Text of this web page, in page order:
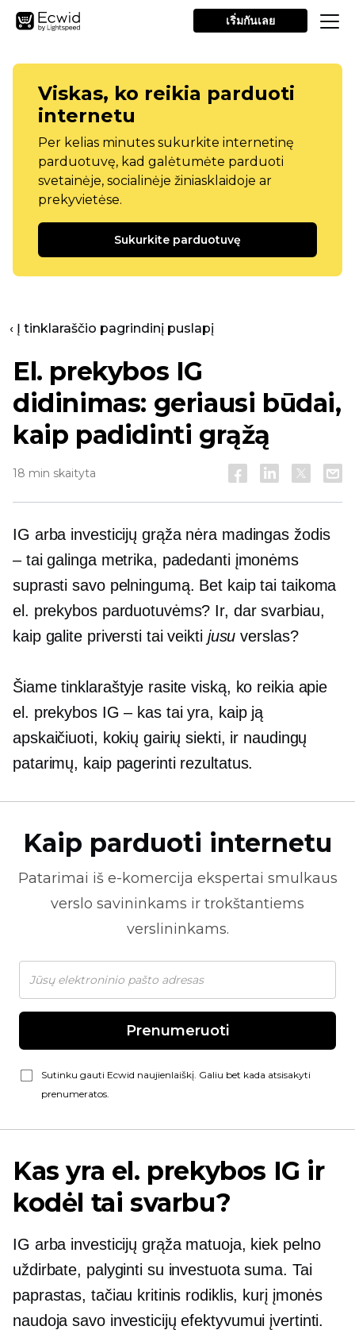
เริ่มกันเลย
Viskas, ko reikia parduoti
internetu
Per kelias minutes sukurkite internetinę
parduotuvę, kad galėtumėte parduoti
svetainėje, socialinėje žiniasklaidoje ar
prekyvietėse.
Sukurkite parduotuvę
‹ Į tinklaraščio pagrindinį puslapį
El. prekybos IG
didinimas: geriausi būdai,
kaip padidinti grąžą
18 min skaityta
IG arba investicijų grąža nėra madingas žodis
– tai galinga metrika, padedanti įmonėms
suprasti savo pelningumą. Bet kaip tai taikoma
el. prekybos parduotuvėms? Ir, dar svarbiau,
kaip galite priversti tai veikti jusu verslas?
Šiame tinklaraštyje rasite viską, ko reikia apie
el. prekybos IG – kas tai yra, kaip ją
apskaičiuoti, kokių gairių siekti, ir naudingų
patarimų, kaip pagerinti rezultatus.
Kaip parduoti internetu
Patarimai iš e-komercija ekspertai smulkaus
verslo savininkams ir trokštantiems
verslininkams.
Prenumeruoti
Sutinku gauti Ecwid naujienlaiškį. Galiu bet kada atsisakyti
prenumeratos.
Kas yra el. prekybos IG ir
kodėl tai svarbu?
IG arba investicijų grąža matuoja, kiek pelno
uždirbate, palyginti su investuota suma. Tai
paprastas, tačiau kritinis rodiklis, kurį įmonės
naudoja savo investicijų efektyvumui įvertinti.